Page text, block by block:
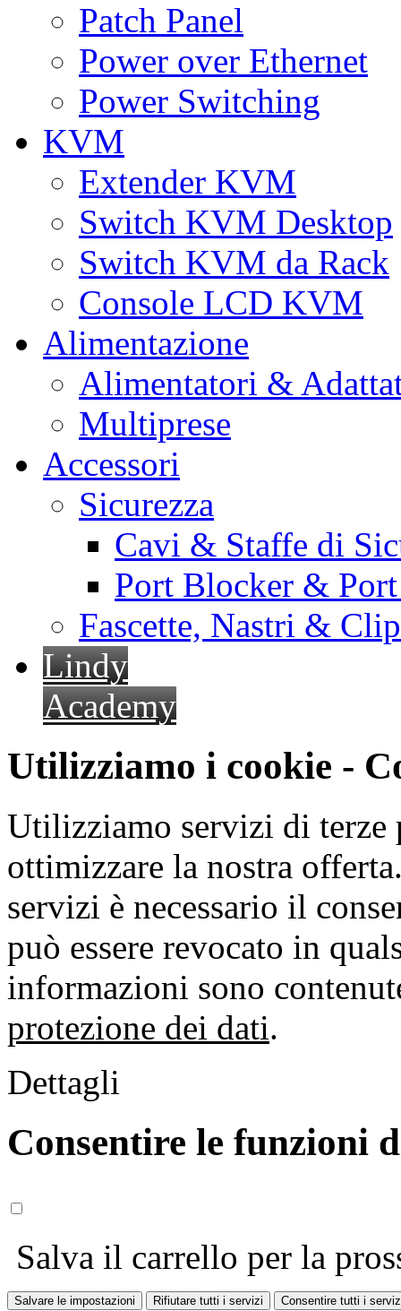
Patch Panel
Power over Ethernet
Power Switching
KVM
Extender KVM
Switch KVM Desktop
Switch KVM da Rack
Console LCD KVM
Alimentazione
Alimentatori &
Multiprese
Accessori
Sicurezza
Cavi & Staffe di
Port Blocker &
Fascette, Nastri &
Lindy
Academy
Utilizziamo i cookie -
Utilizziamo servizi di terze
ottimizzare la nostra
servizi è necessario il
può essere revocato in
informazioni sono
protezione dei dati.
Dettagli
Consentire le funzioni
Salva il carrello per la
Salvare le impostazioni Rifiutare tutti i servizi Consentire tutti i